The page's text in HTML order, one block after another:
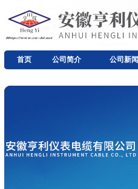
首页 公司简介 公司新闻